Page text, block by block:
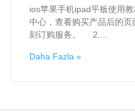
ios苹果手机ipad平板使用
中心，查看购买产品后的
刻订购服务。 2....
Daha Fazla »